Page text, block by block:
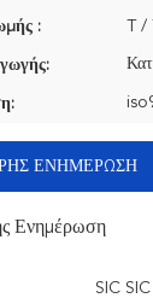
: T
ΕΝΗΜΈΡΩΣΗ
Ενημέρωση
SIC